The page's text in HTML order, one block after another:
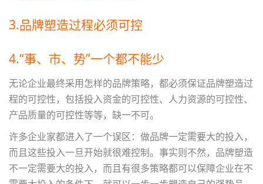
3.品牌塑造过程必须可控
4.“事、市、势”一个都不能少
无论企业最终采用怎样的品牌策略，都必须保证品牌塑造过
程的可控性，包括投入资金的可控性、人力资源的可控性、
产品质量的可控性等等，缺一不可。
许多企业家都进入了一个误区：做品牌一定需要大的投入，
而且这些投入一旦开始就很难控制。事实则不然，品牌塑造
不一定需要大的投入，而且有很多策略都可以保障企业在不